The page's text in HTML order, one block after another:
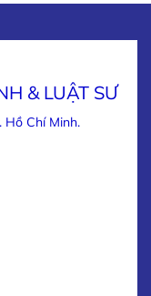
& LUẬT SƯ
Hồ Chí Minh.